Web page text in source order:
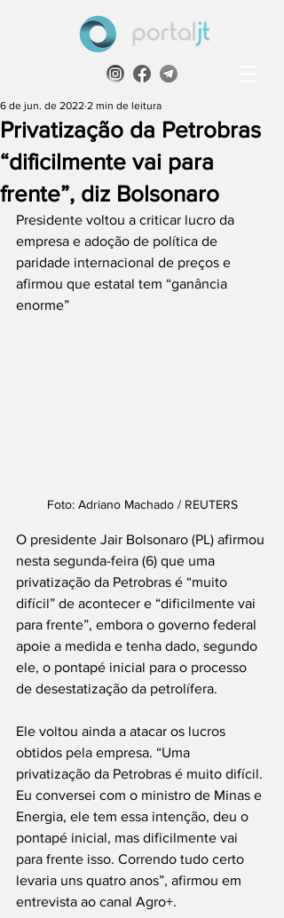
Privatização da Petrobras
“dificilmente vai para
frente”, diz Bolsonaro
6 de jun. de 2022 2 min de leitura
Presidente voltou a criticar lucro da
empresa e adoção de política de
paridade internacional de preços e
afirmou que estatal tem “ganância
enorme”
Foto: Adriano Machado / REUTERS
O presidente Jair Bolsonaro (PL) afirmou
nesta segunda-feira (6) que uma
privatização da Petrobras é “muito
difícil” de acontecer e “dificilmente vai
para frente”, embora o governo federal
apoie a medida e tenha dado, segundo
ele, o pontapé inicial para o processo
de desestatização da petrolífera.
Ele voltou ainda a atacar os lucros
obtidos pela empresa. “Uma
privatização da Petrobras é muito difícil.
Eu conversei com o ministro de Minas e
Energia, ele tem essa intenção, deu o
pontapé inicial, mas dificilmente vai
para frente isso. Correndo tudo certo
levaria uns quatro anos”, afirmou em
entrevista ao canal Agro+.